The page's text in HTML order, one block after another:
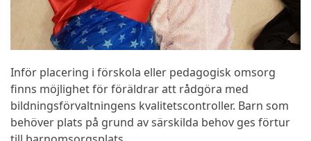
Inför placering i förskola eller pedagogisk omsorg
finns möjlighet för föräldrar att rådgöra med
bildningsförvaltningens kvalitetscontroller. Barn som
behöver plats på grund av särskilda behov ges förtur